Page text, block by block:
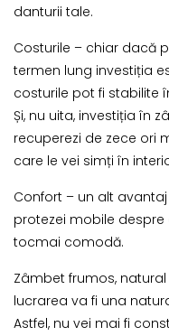
danturii tale.
Costurile – chiar dacă
termen lung investiția
costurile pot fi stabilite
Și, nu uita, investiția în
recuperezi de zece ori
care le vei simți în
Confort – un alt
protezei mobile
tocmai comodă.
Zâmbet frumos,
lucrarea va fi una
Astfel, nu vei mai fi